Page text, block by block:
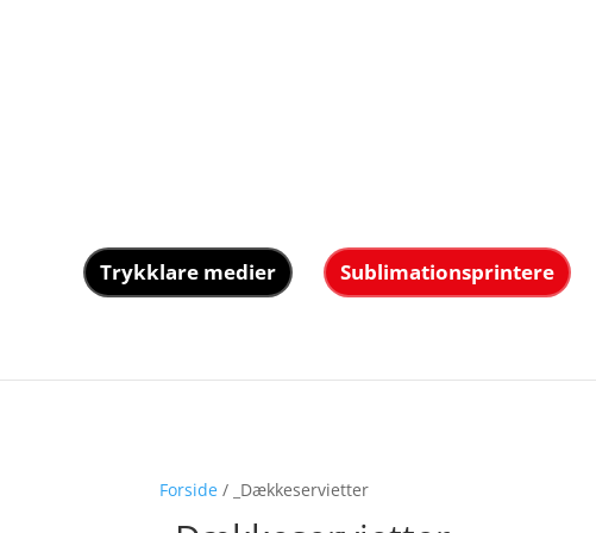
Trykklare medier Sublimationsprintere
Forside / _Dækkeservietter